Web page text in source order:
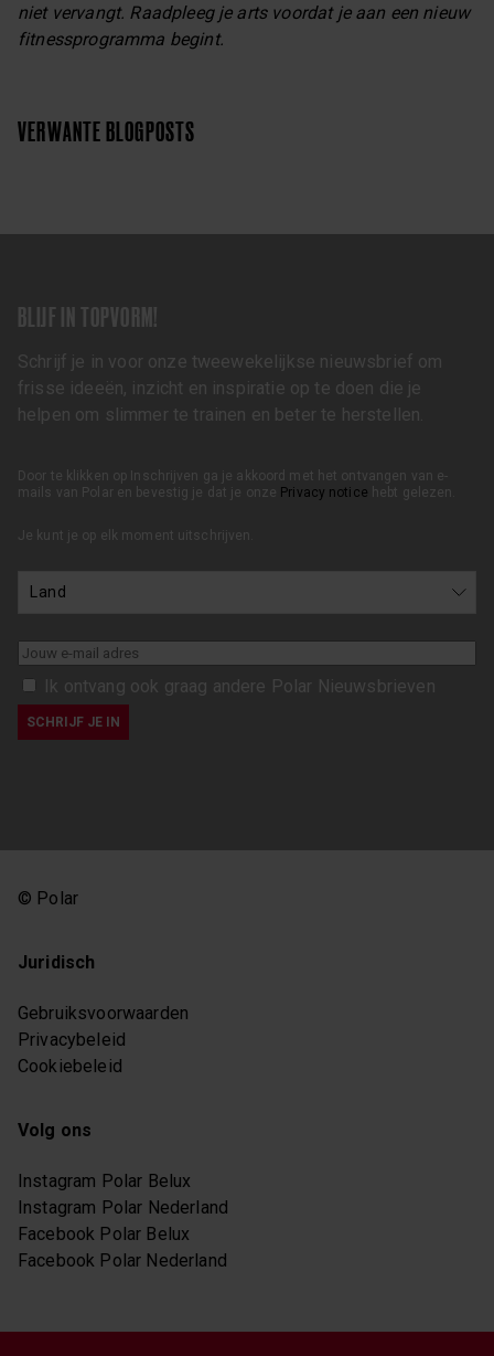
niet vervangt. Raadpleeg je arts voordat je aan een nieuw
fitnessprogramma begint.
VERWANTE BLOGPOSTS
BLIJF IN TOPVORM!
Schrijf je in voor onze tweewekelijkse nieuwsbrief om
frisse ideeën, inzicht en inspiratie op te doen die je
helpen om slimmer te trainen en beter te herstellen.
Door te klikken op Inschrijven ga je akkoord met het ontvangen van e-
mails van Polar en bevestig je dat je onze Privacy notice hebt gelezen.
Je kunt je op elk moment uitschrijven.
Ik ontvang ook graag andere Polar Nieuwsbrieven
© Polar
Juridisch
Gebruiksvoorwaarden
Privacybeleid
Cookiebeleid
Volg ons
Instagram Polar Belux
Instagram Polar Nederland
Facebook Polar Belux
Facebook Polar Nederland